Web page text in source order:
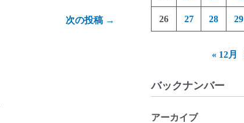
次の投稿 → 26 27 28 29
« 12月
バックナンバー
アーカイブ